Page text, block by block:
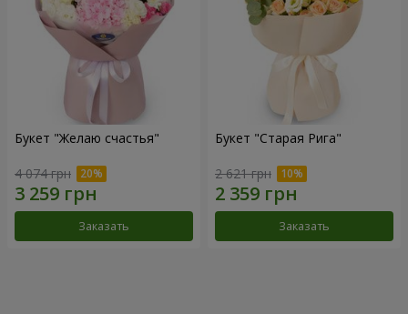
Букет "Желаю счастья"
4 074 грн
Заказать
Букет "Старая Рига"
2 621 грн
Заказать